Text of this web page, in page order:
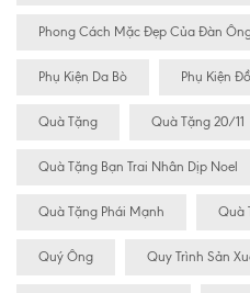
Phong Cách Mặc Đẹp Của Đàn
Phụ Kiện Da Bò Phụ Kiện
Quà Tặng Quà Tặng 20/11
Quà Tặng Bạn Trai Nhân Dịp Noel
Quà Tặng Phái Mạnh Quà
Quý Ông Quy Trình Sản